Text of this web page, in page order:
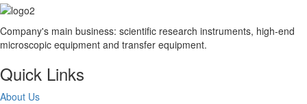
Company's main business: scientific research instruments, high-end
microscopic equipment and transfer equipment.
Quick Links
About Us